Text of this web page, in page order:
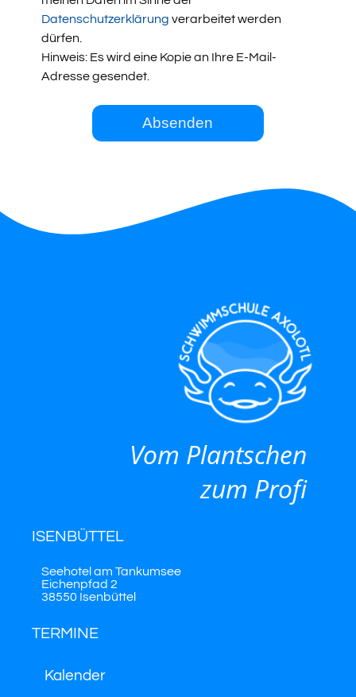
Datenschutzerklärung verarbeitet werden
dürfen.
Hinweis: Es wird eine Kopie an Ihre E-Mail-
Adresse gesendet.
Vom Plantschen
zum Profi
ISENBÜTTEL
Seehotel am Tankumsee
Eichenpfad 2
38550 Isenbüttel
TERMINE
Kalender